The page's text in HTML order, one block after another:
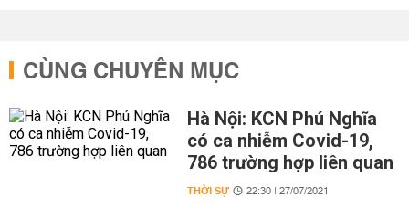
CÙNG CHUYÊN MỤC
Hà Nội: KCN Phú Nghĩa
có ca nhiễm Covid-19,
786 trường hợp liên quan
THỜI SỰ 22:30 | 27/07/2021